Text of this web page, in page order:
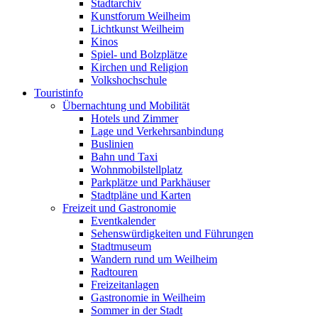
Stadtarchiv
Kunstforum Weilheim
Lichtkunst Weilheim
Kinos
Spiel- und Bolzplätze
Kirchen und Religion
Volkshochschule
Touristinfo
Übernachtung und Mobilität
Hotels und Zimmer
Lage und Verkehrsanbindung
Buslinien
Bahn und Taxi
Wohnmobilstellplatz
Parkplätze und Parkhäuser
Stadtpläne und Karten
Freizeit und Gastronomie
Eventkalender
Sehenswürdigkeiten und Führungen
Stadtmuseum
Wandern rund um Weilheim
Radtouren
Freizeitanlagen
Gastronomie in Weilheim
Sommer in der Stadt